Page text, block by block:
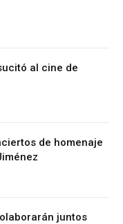
al cine de
de homenaje
juntos